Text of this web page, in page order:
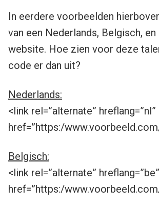
In eerdere voorbeelden
van een Nederlands, Belgisch,
website. Hoe zien voor deze
code er dan uit?
Nederlands:
<link rel=”alternate” hreflang=”nl”
href=”https:/
Belgisch:
<link rel=”alternate” hreflang=”be”
href=”https:/